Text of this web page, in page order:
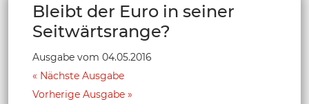
Bleibt der Euro in seiner
Seitwärtsrange?
Ausgabe vom 04.05.2016
Nächste Ausgabe
Vorherige Ausgabe